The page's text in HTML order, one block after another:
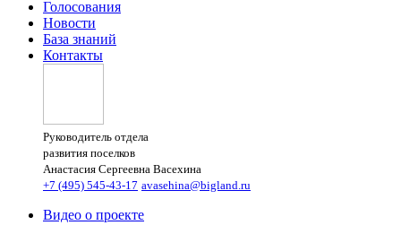
Голосования
Новости
База знаний
Контакты
Руководитель отдела
развития поселков
Анастасия Сергеевна Васехина
+7 (495) 545-43-17 avasehina@bigland.ru
Видео о проекте